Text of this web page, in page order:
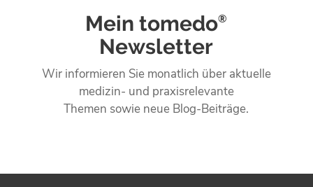
Mein tomedo®
Newsletter
Wir informieren Sie monatlich über aktuelle
medizin- und praxisrelevante
Themen sowie neue Blog-Beiträge.